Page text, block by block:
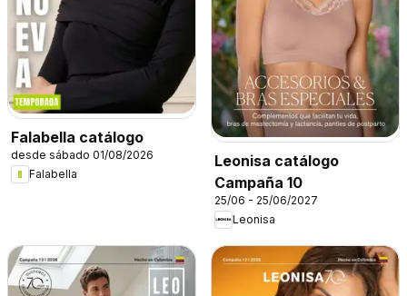
Falabella catálogo
desde sábado 01/08/2026
Falabella
Leonisa catálogo
Campaña 10
25/06 - 25/06/2027
Leonisa